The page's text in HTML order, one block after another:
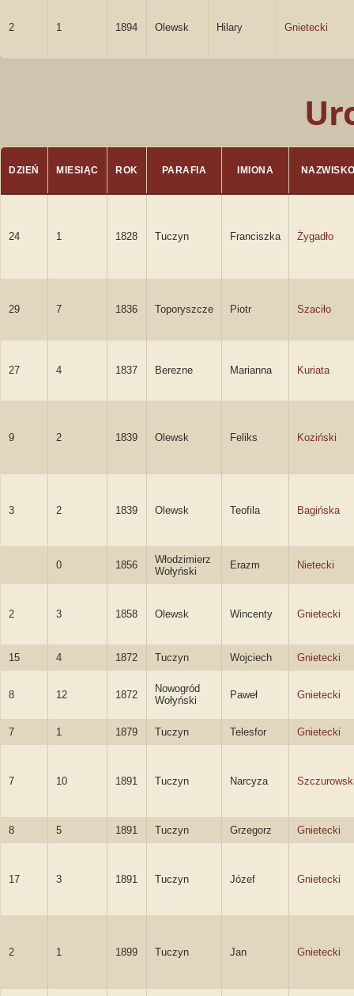
2 1 1894 Olewsk Hilary Gnietecki
DZIEŃ MIESIĄC ROK PARAFIA IMIONA
24 1 1828 Tuczyn Franciszka Żygadło
29 7 1836 Toporyszcze Piotr Szaciło
27 4 1837 Berezne Marianna Kuriata
9 2 1839 Olewsk Feliks Koziński
3 2 1839 Olewsk Teofila Bagińska
0 1856
Włodzimierz
Wołyński
Erazm Nietecki
2 3 1858 Olewsk Wincenty Gnietecki
15 4 1872 Tuczyn Wojciech Gnietecki
8 12 1872
Nowogród
Wołyński
Paweł Gnietecki
7 1 1879 Tuczyn Telesfor Gnietecki
7 10 1891 Tuczyn Narcyza
8 5 1891 Tuczyn Grzegorz Gnietecki
17 3 1891 Tuczyn Józef Gnietecki
2 1 1899 Tuczyn Jan Gnietecki